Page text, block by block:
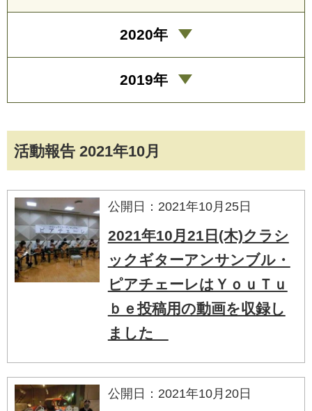
活動報告 2021年10月
公開日：2021年10月25日
2021年10月21日(木)クラシ
ックギターアンサンブル・
ピアチェーレはＹｏｕＴｕ
ｂｅ投稿用の動画を収録し
ました
公開日：2021年10月20日
2020年
2019年